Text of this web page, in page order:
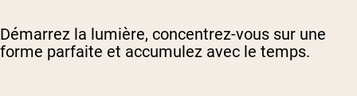
Démarrez la lumière, concentrez-vous sur une
forme parfaite et accumulez avec le temps.